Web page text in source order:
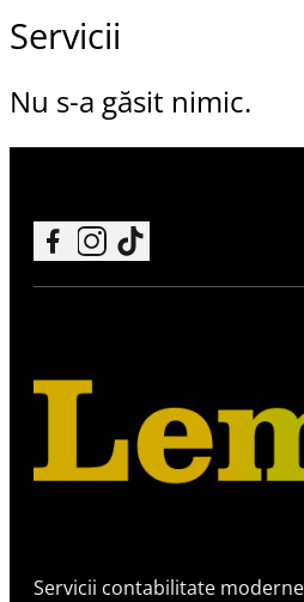
Servicii
Nu s-a găsit nimic.
Follow me on Facebook
Follow me on Instagram
Follow me on TikTok
Servicii contabilitate